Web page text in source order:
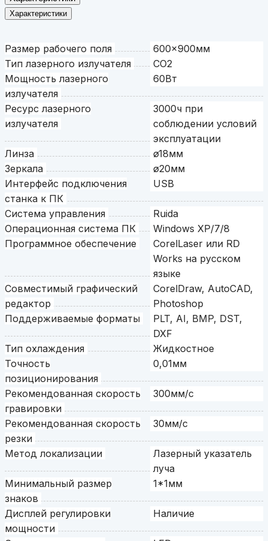
Характеристики
Размер рабочего поля
600x900мм
Тип лазерного излучателя
CO2
Мощность лазерного
излучателя
60Вт
Ресурс лазерного
излучателя
3000ч при
соблюдении условий
эксплуатации
Линза
ø18мм
Зеркала
ø20мм
Интерфейс подключения
станка к ПК
USB
Система управления
Ruida
Операционная система ПК
Windows XP/7/8
Программное обеспечение
CorelLaser или RD
Works на русском
языке
Совместимый графический
редактор
CorelDraw, AutoCAD,
Photoshop
Поддерживаемые форматы
PLT, AI, BMP, DST,
DXF
Тип охлаждения
Жидкостное
Точность
позиционирования
0,01мм
Рекомендованная скорость
гравировки
300мм/с
Рекомендованная скорость
резки
30мм/с
Метод локализации
Лазерный указатель
луча
Минимальный размер
знаков
1*1мм
Дисплей регулировки
мощности
Наличие